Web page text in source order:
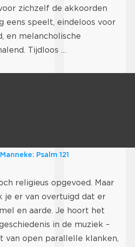
zichzelf de akkoorden
eens speelt, eindeloos voor
en melancholische
Tijdloos …
Psalm 121
religieus opgevoed. Maar
je er van overtuigd dat er
en aarde. Je hoort het
in de muziek –
van open parallelle klanken,